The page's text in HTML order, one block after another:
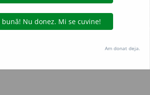
2026 dexonline (https://dexonline.ro)
inclusiv prin orice metode de extragere automată
excepția seturilor de date oferite oficial spre utilizare
Hosterion
Am donat deja.